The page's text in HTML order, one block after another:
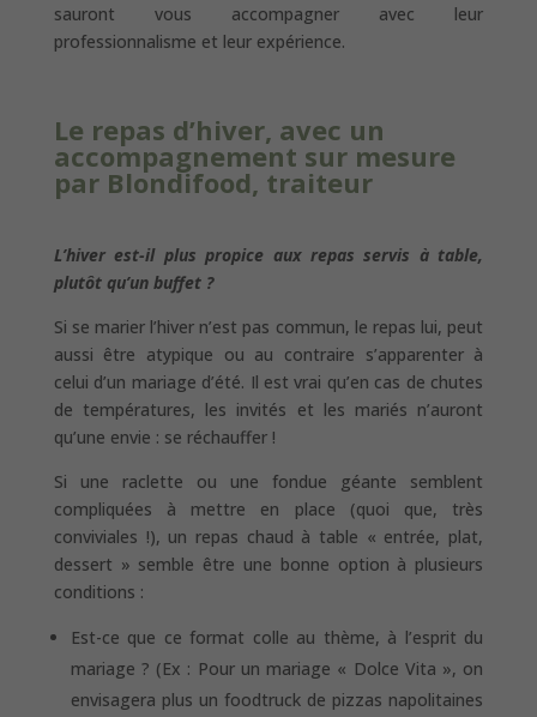
sauront vous accompagner avec leur
professionnalisme et leur expérience.
Le repas d’hiver, avec un
accompagnement sur mesure
par Blondifood, traiteur
L’hiver est-il plus propice aux repas servis à table,
plutôt qu’un buffet ?
Si se marier l’hiver n’est pas commun, le repas lui, peut
aussi être atypique ou au contraire s’apparenter à
celui d’un mariage d’été. Il est vrai qu’en cas de chutes
de températures, les invités et les mariés n’auront
qu’une envie : se réchauffer !
Si une raclette ou une fondue géante semblent
compliquées à mettre en place (quoi que, très
conviviales !), un repas chaud à table « entrée, plat,
dessert » semble être une bonne option à plusieurs
conditions :
Est-ce que ce format colle au thème, à l’esprit du
mariage ? (Ex : Pour un mariage « Dolce Vita », on
envisagera plus un foodtruck de pizzas napolitaines